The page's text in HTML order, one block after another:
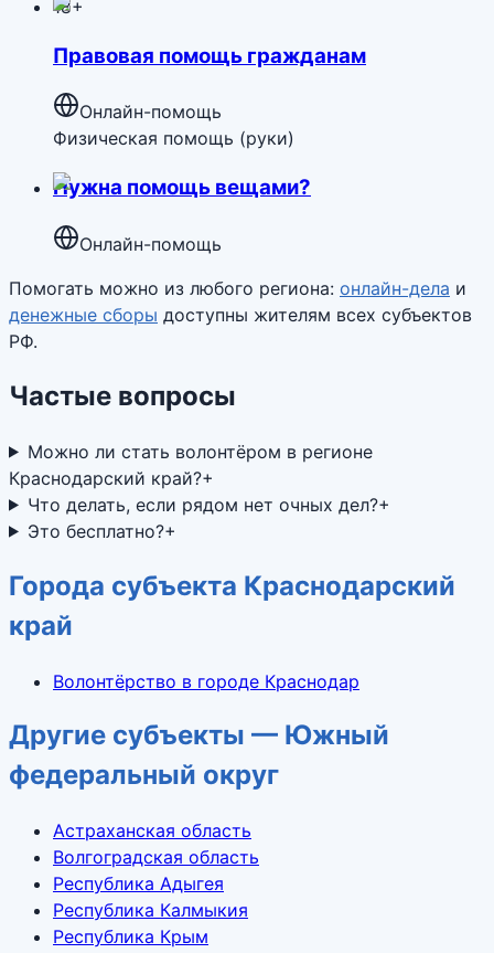
18+
Правовая помощь гражданам
Онлайн-помощь
Физическая помощь (руки)
Нужна помощь вещами?
Онлайн-помощь
Помогать можно из любого региона: онлайн-дела и
денежные сборы доступны жителям всех субъектов
РФ.
Частые вопросы
Можно ли стать волонтёром в регионе
Краснодарский край?+
Что делать, если рядом нет очных дел?+
Это бесплатно?+
Города субъекта Краснодарский
край
Волонтёрство в городе Краснодар
Другие субъекты — Южный
федеральный округ
Астраханская область
Волгоградская область
Республика Адыгея
Республика Калмыкия
Республика Крым